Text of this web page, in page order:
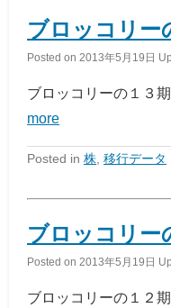
ブロッコリー
Posted on 2013年5月19日
ブロッコリーの１３
more
Posted in 株 移行データ
ブロッコリー
Posted on 2013年5月19日
ブロッコリーの１２